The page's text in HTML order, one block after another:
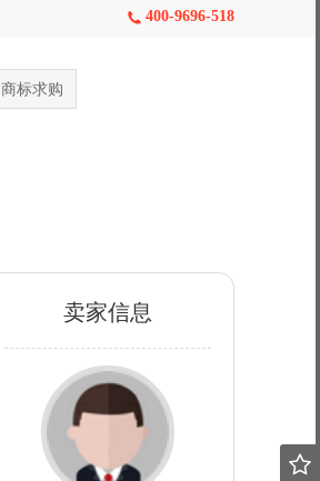
 400-9696-518
商标求购
卖家信息
